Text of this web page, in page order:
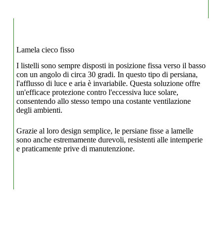
Lamela cieco fisso
I listelli sono sempre disposti in posizione fissa verso il basso
con un angolo di circa 30 gradi. In questo tipo di persiana,
l'afflusso di luce e aria è invariabile. Questa soluzione offre
un'efficace protezione contro l'eccessiva luce solare,
consentendo allo stesso tempo una costante ventilazione
degli ambienti.
Grazie al loro design semplice, le persiane fisse a lamelle
sono anche estremamente durevoli, resistenti alle intemperie
e praticamente prive di manutenzione.